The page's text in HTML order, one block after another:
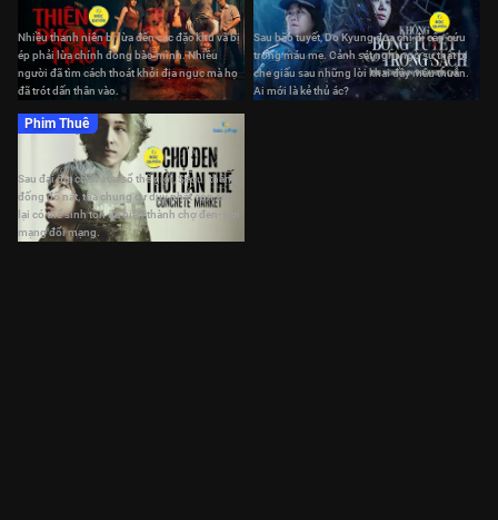
Thiên Đường Máu
Nhiều thanh niên bị lừa đến các đặc khu và bị
ép phải lừa chính đồng bào mình. Nhiều
người đã tìm cách thoát khỏi địa ngục mà họ
đã trót dấn thân vào.
Không Bông Tuyết Nào Trong Sạch
Sau bão tuyết, Do Kyung đưa chị đi cấp cứu
trong máu me. Cảnh sát nghi ngờ sự thật bị
che giấu sau những lời khai đầy mâu thuẫn.
Ai mới là kẻ thủ ác?
Phim Thuê
Chợ Đen Thời Tận Thế
Sau đại địa chấn xóa sổ thế giới, Seoul thành
đống đổ nát, tòa chung cư duy nhất còn sót
lại có thể sinh tồn đã biến thành chợ đen- nơi
mạng đổi mạng.